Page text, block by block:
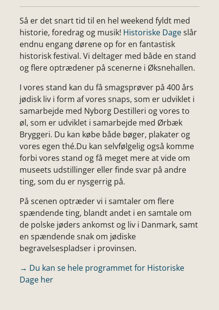
Så er det snart tid til en hel weekend fyldt med
historie, foredrag og musik! Historiske Dageslår
endnu engang dørene op for en fantastisk
historisk festival. Vi deltager med både en stand
og flere optrædener på scenerne i Øksnehallen.
I vores stand kan du få smagsprøver på 400 års
jødisk liv i form af vores snaps, som er udviklet i
samarbejde med Nyborg Destilleri og vores to
øl, som er udviklet i samarbejde med Ørbæk
Bryggeri. Du kan købe både bøger, plakater og
vores egen thé.Du kan selvfølgelig også komme
forbi vores stand og få meget mere at vide om
museets udstillinger eller finde svar på andre
ting, som du er nysgerrig på.
På scenen optræder vi i samtaler om flere
spændende ting, blandt andet i en samtale om
de polske jøders ankomst og liv i Danmark, samt
en spændende snak om jødiske
begravelsespladser i provinsen.
→ Du kan se hele programmet for Historiske
Dage her